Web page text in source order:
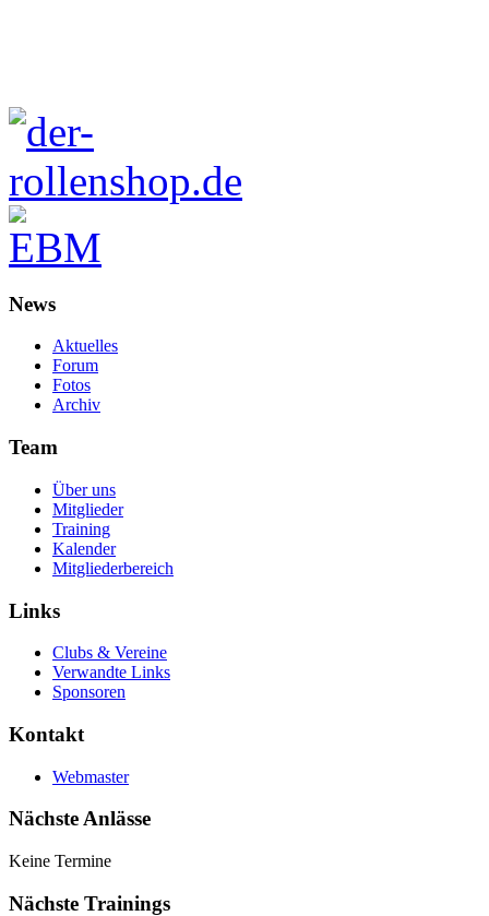
News
Aktuelles
Forum
Fotos
Archiv
Team
Über uns
Mitglieder
Training
Kalender
Mitgliederbereich
Links
Clubs & Vereine
Verwandte Links
Sponsoren
Kontakt
Webmaster
Nächste Anlässe
Keine Termine
Nächste Trainings